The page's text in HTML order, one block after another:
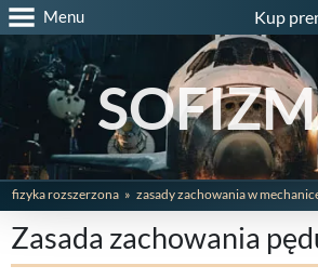
Menu Kup
fizyka rozszerzona zasady zachowania w
Zasada zachowania